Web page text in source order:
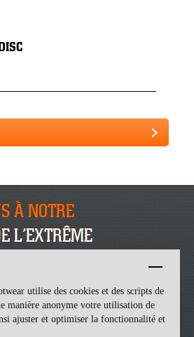
utilise des cookies et des scripts de
manière anonyme votre utilisation de
ajuster et optimiser la fonctionnalité et
À NOTRE
L’EXTRÊME